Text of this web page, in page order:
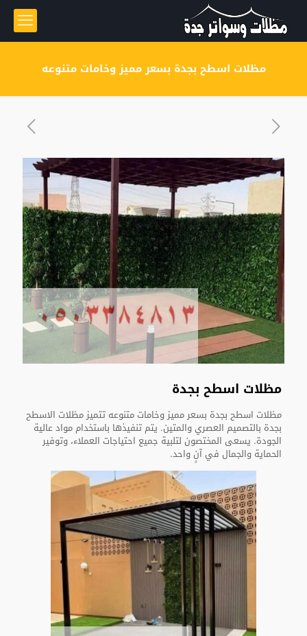
مظلات اسطح بجدة بسعر مميز وخامات متنوعه
مظلات اسطح بجدة
مظلات اسطح بجدة بسعر مميز وخامات متنوعه تتميز مظلات الاسطح
بجدة بالتصميم العصري والمتين. يتم تنفيذها باستخدام مواد عالية
الجودة. يسعى المختصون لتلبية جميع احتياجات العملاء، وتوفير
الحماية والجمال في آنٍ واحد.